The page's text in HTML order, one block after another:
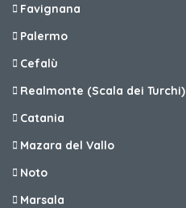
Favignana
Palermo
Cefalù
Realmonte (Scala dei Turchi)
Catania
Mazara del Vallo
Noto
Marsala